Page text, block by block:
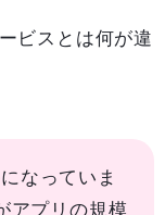
ビスとは何が違
なっていま
アプリの規模